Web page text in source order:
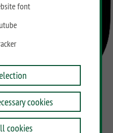
font
cookies
cookies